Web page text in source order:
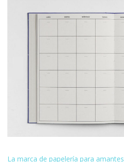
La marca de papelería para